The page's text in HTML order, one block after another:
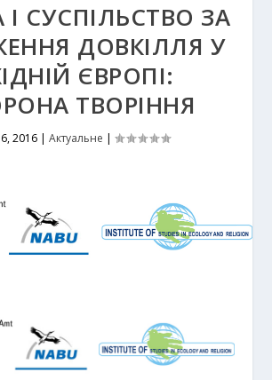
І СУСПІЛЬСТВО ЗА
ДОВКІЛЛЯ У
ЄВРОПІ:
ТВОРІННЯ
2016| Актуальне |